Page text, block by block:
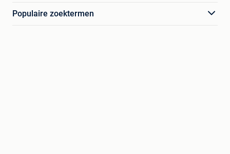
Populaire zoektermen